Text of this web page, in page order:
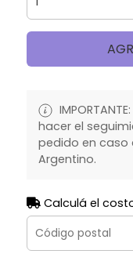
hacer el
pedido en caso
Argentino.
Calculá el